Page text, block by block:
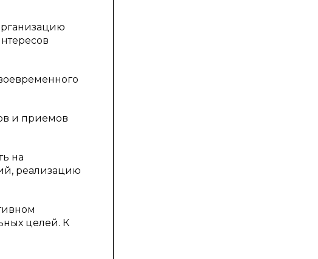
и приемов
на
реализацию
целей. К